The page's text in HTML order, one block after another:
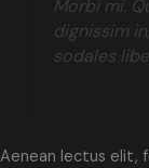
Morbi mi.
dignissim
sodales
Aenean lectus elit,